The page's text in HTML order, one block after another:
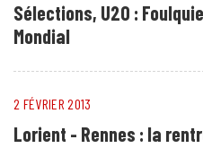
Sélections, U20 :
Mondial
2 FÉVRIER 2013
Lorient - Rennes : la